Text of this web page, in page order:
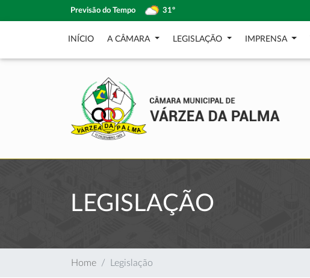
Previsão do Tempo 31º
INÍCIO A CÂMARA LEGISLAÇÃO IMPRENSA
LEGISLAÇÃO
Home Legislação